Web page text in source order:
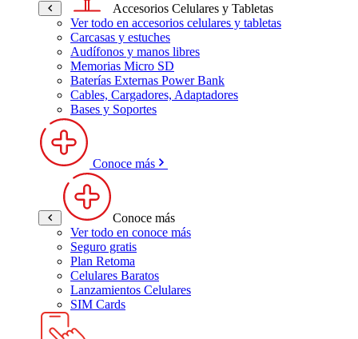
Accesorios Celulares y Tabletas
Ver todo en accesorios celulares y tabletas
Carcasas y estuches
Audífonos y manos libres
Memorias Micro SD
Baterías Externas Power Bank
Cables, Cargadores, Adaptadores
Bases y Soportes
Conoce más
Conoce más
Ver todo en conoce más
Seguro gratis
Plan Retoma
Celulares Baratos
Lanzamientos Celulares
SIM Cards